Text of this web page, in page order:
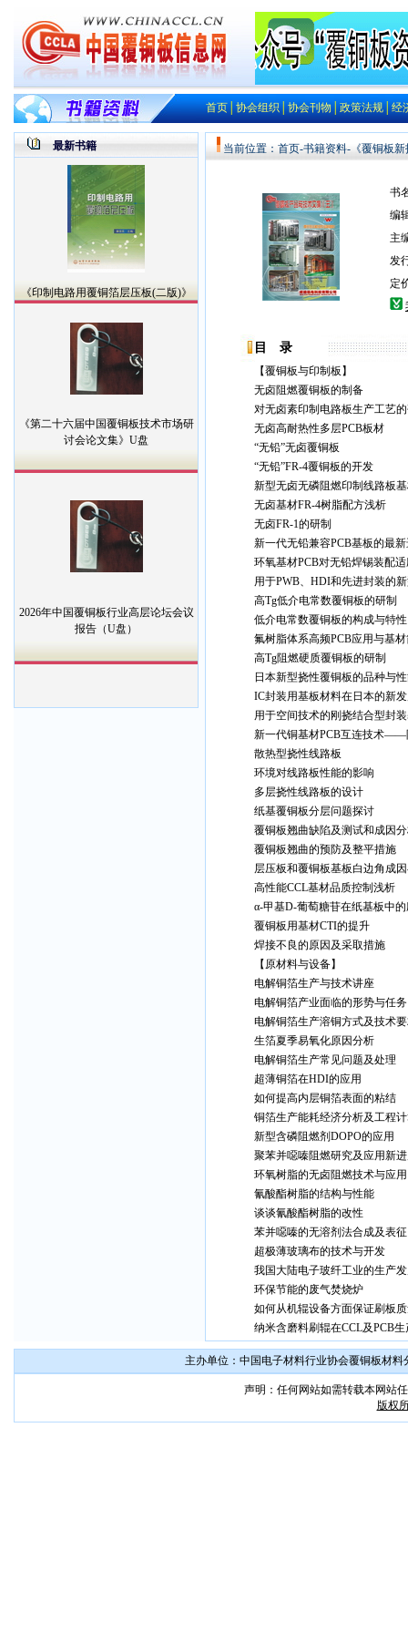
首页│协会组织│协会刊物│政策法规│经
最新书籍
《印制电路用覆铜箔层压板(二版)》
《第二十六届中国覆铜板技术市场研
讨会论文集》U盘
2026年中国覆铜板行业高层论坛会议
报告（U盘）
当前位置： 首页-书籍资料-《覆铜板
书
编
主
发
定
目 录
【覆铜板与印制板】
无卤阻燃覆铜板的制备
对无卤素印制电路板生产工艺
无卤高耐热性多层PCB板材
“无铅”无卤覆铜板
“无铅”FR-4覆铜板的开发
新型无卤无磷阻燃印制线路板
无卤基材FR-4树脂配方浅析
无卤FR-1的研制
新一代无铅兼容PCB基板的最
环氧基材PCB对无铅焊锡装配
用于PWB、HDI和先进封装的
高Tg低介电常数覆铜板的研制
低介电常数覆铜板的构成与特性
氟树脂体系高频PCB应用与基
高Tg阻燃硬质覆铜板的研制
日本新型挠性覆铜板的品种与
IC封装用基板材料在日本的新
用于空间技术的刚挠结合型封
新一代铜基材PCB互连技术——
散热型挠性线路板
环境对线路板性能的影响
多层挠性线路板的设计
纸基覆铜板分层问题探讨
覆铜板翘曲缺陷及测试和成因
覆铜板翘曲的预防及整平措施
层压板和覆铜板基板白边角成
高性能CCL基材品质控制浅析
α-甲基D-葡萄糖苷在纸基板中
覆铜板用基材CTI的提升
焊接不良的原因及采取措施
【原材料与设备】
电解铜箔生产与技术讲座
电解铜箔产业面临的形势与任务
电解铜箔生产溶铜方式及技术
生箔夏季易氧化原因分析
电解铜箔生产常见问题及处理
超薄铜箔在HDI的应用
如何提高内层铜箔表面的粘结
铜箔生产能耗经济分析及工程
新型含磷阻燃剂DOPO的应用
聚苯并噁嗪阻燃研究及应用新
环氧树脂的无卤阻燃技术与应用
氰酸酯树脂的结构与性能
谈谈氰酸酯树脂的改性
苯并噁嗪的无溶剂法合成及表征
超极薄玻璃布的技术与开发
我国大陆电子玻纤工业的生产
环保节能的废气焚烧炉
如何从机辊设备方面保证刷板
纳米含磨料刷辊在CCL及PCB
主办单位：中国电子材料行业协会覆铜板材
声明：任何网站如需转载本网站
版权